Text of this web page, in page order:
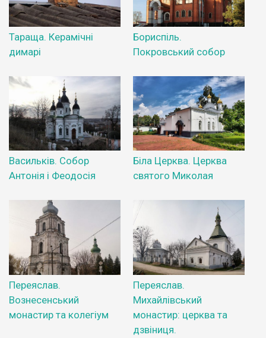
Тараща. Керамічні
димарі
Бориспіль.
Покровський собор
Васильків. Собор
Антонія і Феодосія
Біла Церква. Церква
святого Миколая
Переяслав.
Вознесенський
монастир та колегіум
Переяслав.
Михайлівський
монастир: церква та
дзвіниця.